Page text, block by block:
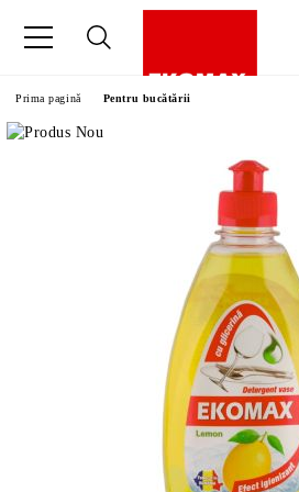
Prima pagină Pentru bucătării